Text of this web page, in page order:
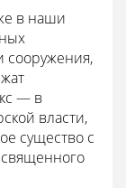
в наши
сооружения,
— в
власти,
существо с